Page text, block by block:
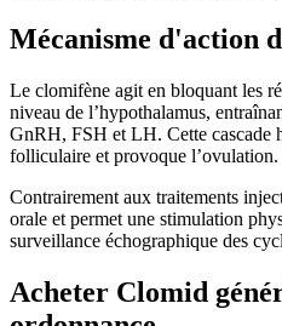
Mécanisme d'action
Le clomifène agit en bloquant les
niveau de l’hypothalamus,
GnRH, FSH et LH. Cette cascade
folliculaire et provoque l’ovulation.
Contrairement aux traitements
orale et permet une stimulation
surveillance échographique des
Acheter Clomid